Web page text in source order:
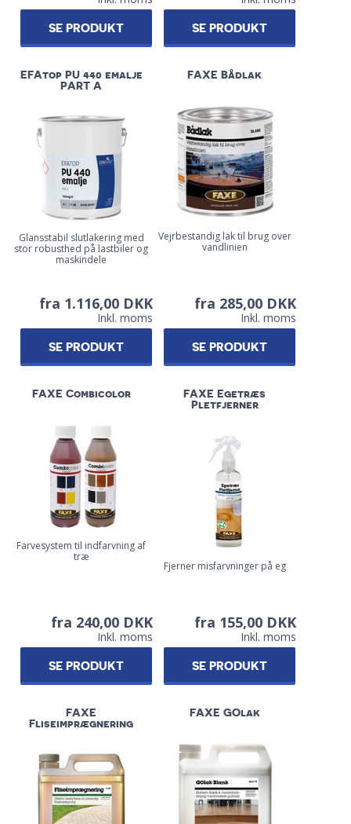
SE PRODUKT SE PRODUKT
EFAtop PU 440 emalje
PART A
Glansstabil slutlakering med
stor robusthed på lastbiler og
maskindele
fra 1.116,00 DKK
Inkl. moms
SE PRODUKT
FAXE Bådlak
Vejrbestandig lak til brug over
vandlinien
fra 285,00 DKK
Inkl. moms
SE PRODUKT
FAXE Combicolor
Farvesystem til indfarvning af
træ
fra 240,00 DKK
Inkl. moms
SE PRODUKT
FAXE Egetræs
Pletfjerner
Fjerner misfarvninger på eg
fra 155,00 DKK
Inkl. moms
SE PRODUKT
FAXE
Fliseimprægnering
FAXE GOlak